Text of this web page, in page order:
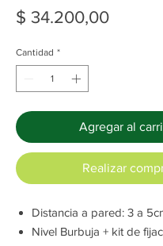
$ 34.200,00Precio
Cantidad *
Agregar al
Realizar
Distancia a pared: 3 a
Nivel Burbuja + kit de